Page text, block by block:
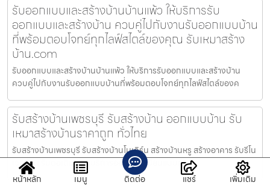
รับออกแบบและสร้างบ้านบ้านแพ้ว ให้บริการรับ
ออกแบบและสร้างบ้าน ควบคู่ไปกับงานรับออกแบบบ้าน
ที่พร้อมตอบโจทย์ทุกไลฟ์สไตล์ของคุณ รับเหมาสร้าง
บ้าน.com
รับออกแบบและสร้างบ้านบ้านแพ้ว ให้บริการรับออกแบบและสร้างบ้าน
ควบคู่ไปกับงานรับออกแบบบ้านที่พร้อมตอบโจทย์ทุกไลฟ์สไตล์ของค
รับสร้างบ้านเพชรบุรี รับสร้างบ้าน ออกแบบบ้าน รับ
เหมาสร้างบ้านราคาถูก ทั่วไทย
รับสร้างบ้านเพชรบุรี รับสร้างบ้านโมเดิร์น สร้างบ้านหรู สร้างอาคาร รับรีโน
เวทบ้าน รับต่อเติมบ้าน บริการออกแบบ เขียนแบบก่อ
หน้าหลัก
เมนู ติดต่อ แชร์ เพิ่มเติม